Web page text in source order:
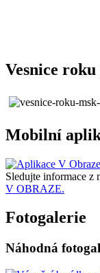
Vesnice
Mobilní
Sledujte informace z
V OBRAZE.
Fotogalerie
Náhodná